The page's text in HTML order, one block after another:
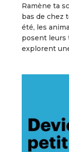
Ramène ta
bas de chez
été, les
posent leurs
explorent